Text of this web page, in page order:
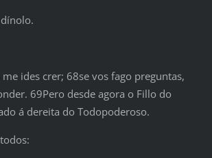
dínolo.
ides crer; 68se vos fago preguntas,
69Pero desde agora o Fillo do
á dereita do Todopoderoso.